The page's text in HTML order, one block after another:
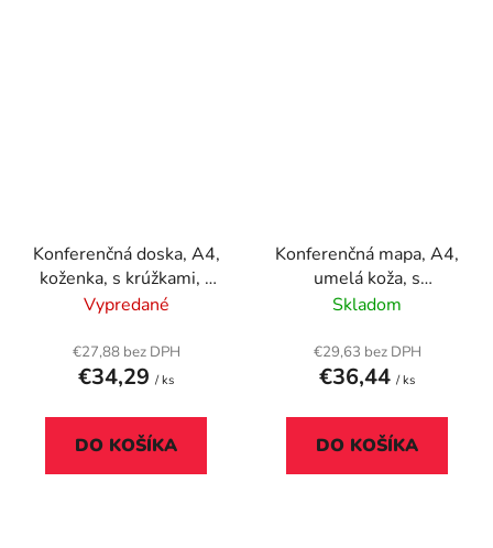
Konferenčná doska, A4,
koženka, s krúžkami, s
kalkulačkou, čierna
Vypredané
€27,88 bez DPH
€34,29 / ks
DO KOŠÍKA
Konferenčná mapa, A4,
umelá koža, s
kalkulačkou, čierna
Skladom
€29,63 bez DPH
€36,44 / ks
DO KOŠÍKA